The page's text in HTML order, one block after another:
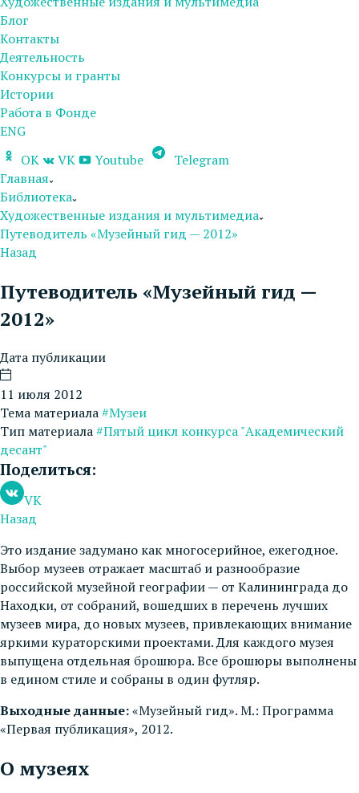
Блог
Контакты
Деятельность
Конкурсы и гранты
Истории
Работа в Фонде
ENG
OK
VK Youtube
Telegram
Главная
Библиотека
Художественные издания и мультимедиа
Путеводитель «Музейный гид — 2012»
Назад
Путеводитель «Музейный гид —
2012»
Дата публикации
11 июля 2012
Тема материала#Музеи
Тип материала#Пятый цикл конкурса "Академический
десант"
Поделиться:
VK
Назад
Это издание задумано как многосерийное, ежегодное.
Выбор музеев отражает масштаб и разнообразие
российской музейной географии — от Калининграда до
Находки, от собраний, вошедших в перечень лучших
музеев мира, до новых музеев, привлекающих внимание
яркими кураторскими проектами. Для каждого музея
выпущена отдельная брошюра. Все брошюры выполнены
в едином стиле и собраны в один футляр.
Выходные данные:«Музейный гид». М.: Программа
«Первая публикация», 2012.
О музеях